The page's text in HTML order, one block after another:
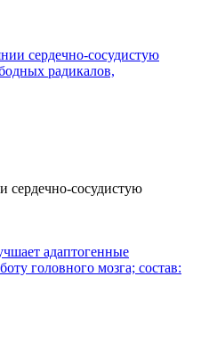
сердечно-сосудистую